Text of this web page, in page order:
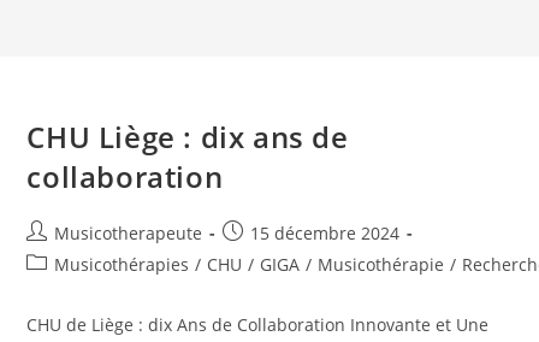
CHU Liège : dix ans de
collaboration
Auteur/autrice
de
Musicotherapeute
Publication
publiée :
15 décembre 2024
PostMusicothérapies / CHU / GIGA / Musicothérapie /
CHU de Liège : dix Ans de Collaboration Innovante et Une